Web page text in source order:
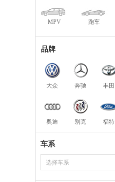
MPV 跑车
品牌
大众 奔驰 丰田
奥迪 别克 福特
车系
选择车系